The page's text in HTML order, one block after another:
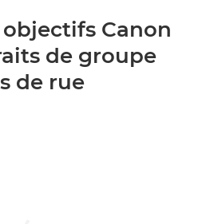
Canon
de groupe
de rue